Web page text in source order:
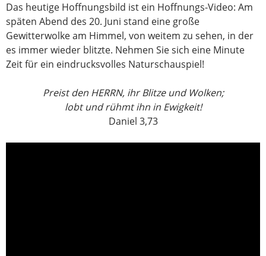
Das heutige Hoffnungsbild ist ein Hoffnungs-Video: Am
späten Abend des 20. Juni stand eine große
Gewitterwolke am Himmel, von weitem zu sehen, in der
es immer wieder blitzte. Nehmen Sie sich eine Minute
Zeit für ein eindrucksvolles Naturschauspiel!
Preist den HERRN, ihr Blitze und Wolken;
lobt und rühmt ihn in Ewigkeit!
Daniel 3,73